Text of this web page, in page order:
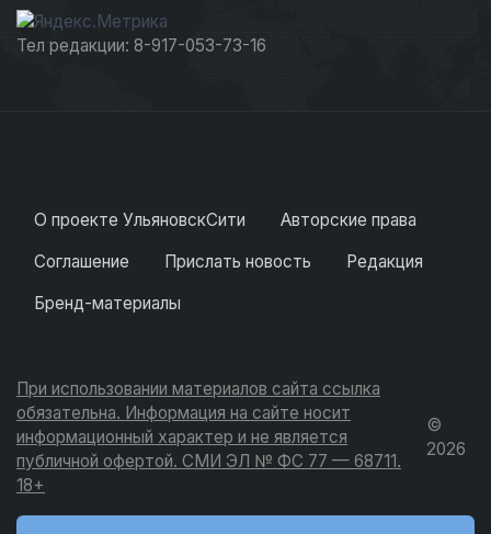
Тел редакции: 8-917-053-73-16
О проекте УльяновскСити
Авторские права
Соглашение
Прислать новость
Редакция
Бренд-материалы
При использовании материалов сайта ссылка
обязательна. Информация на сайте носит
информационный характер и не является
публичной офертой. СМИ ЭЛ № ФС 77 — 68711.
18+
©
2026